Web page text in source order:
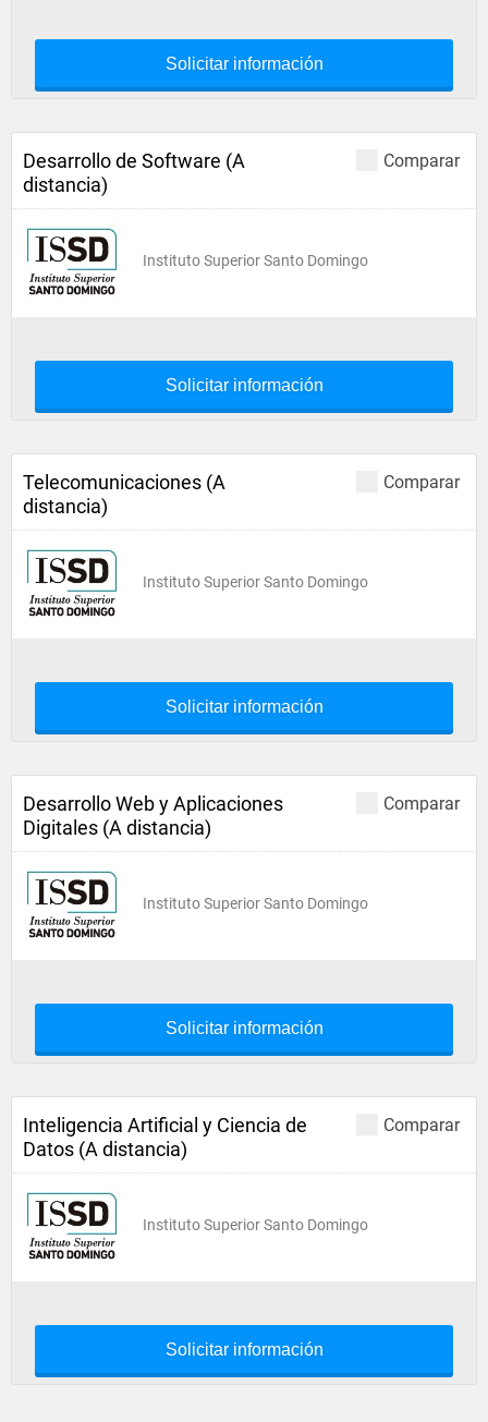
Solicitar información
Comparar
Desarrollo de Software (A
distancia)
Instituto Superior Santo Domingo
Solicitar información
Comparar
Telecomunicaciones (A
distancia)
Instituto Superior Santo Domingo
Solicitar información
Comparar
Desarrollo Web y Aplicaciones
Digitales (A distancia)
Instituto Superior Santo Domingo
Solicitar información
Comparar
Inteligencia Artificial y Ciencia de
Datos (A distancia)
Instituto Superior Santo Domingo
Solicitar información